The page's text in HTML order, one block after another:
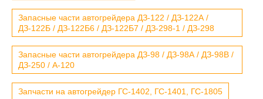
Запасные части автогрейдера ДЗ-122 / ДЗ-122А /
ДЗ-122Б / ДЗ-122Б6 / ДЗ-122Б7 / ДЗ-298-1 / ДЗ-298
Запасные части автогрейдера ДЗ-98 / ДЗ-98А / ДЗ-98В /
ДЗ-250 / А-120
Запчасти на автогрейдер ГС-1402, ГС-1401, ГС-1805